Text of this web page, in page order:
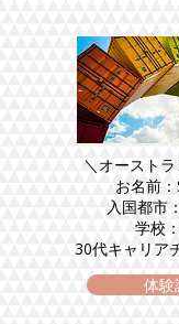
＼オースト
お名前
入国都市
学校
30代キャリア
体験